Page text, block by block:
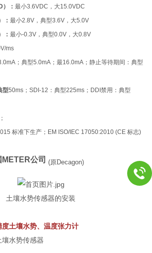
）： 最小3.6VDC，大15.0VDC
： 最小2.8V，典型3.6V，大5.0V
： 最小-0.3V，典型0.0V，大0.8V
ms
；典型5.0mA；最16.0mA；静止等待期间：典型
型50ms；SDI-12：典型225ms；DDI禁用 ：典型
标准下生产；EM ISO/IEC 17050:2010 (CE 标志)
METER公司 (原Decagon)
土壤水势传感器的安装
土壤水势、温度张力计
水势传感器